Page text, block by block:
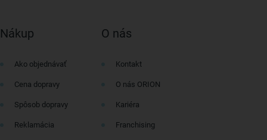
Nákup
Ako objednávať
Cena dopravy
Spôsob dopravy
Reklamácia
O nás
Kontakt
O nás ORION
Kariéra
Franchising